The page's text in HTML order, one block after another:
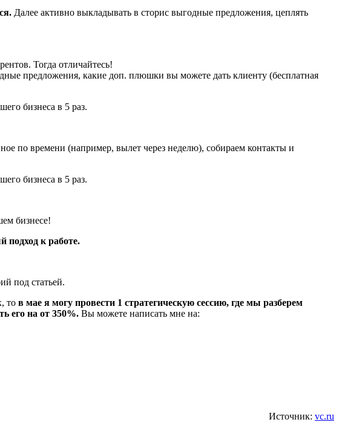
Далее активно выкладывать в сторис выгодные предложения, цеплять
Тогда отличайтесь!
предложения, какие доп. плюшки вы можете дать клиенту (бесплатная
по времени (например, вылет через неделю), собираем контакты и
бизнесе!
подход к работе.
под статьей.
то в мае я могу провести 1 стратегическую сессию, где мы разберем
его на от 350%. Вы можете написать мне на:
Источник: vc.ru